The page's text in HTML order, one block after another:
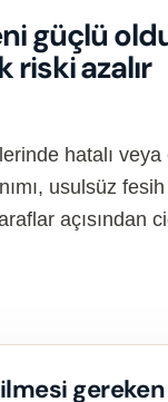
güçlü
riski azalır
hatalı
usulsüz
açısından
gereken